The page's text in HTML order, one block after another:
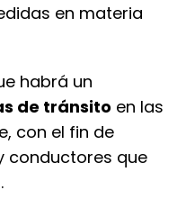
en materia
habrá un
de tránsito en las
con el fin de
conductores que